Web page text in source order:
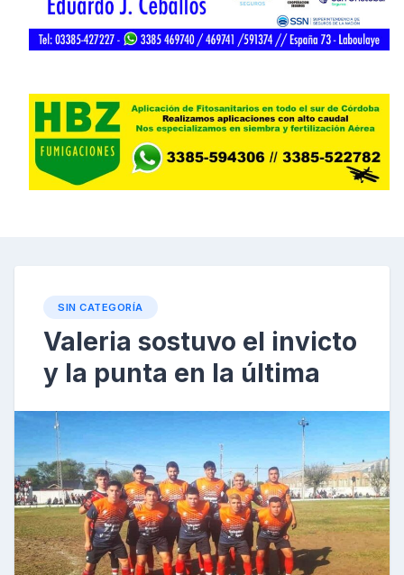
SIN CATEGORÍA
Valeria sostuvo el invicto
y la punta en la última